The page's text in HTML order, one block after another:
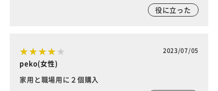
役に立った
2023/07/05
peko(女性)
家用と職場用に２個購入